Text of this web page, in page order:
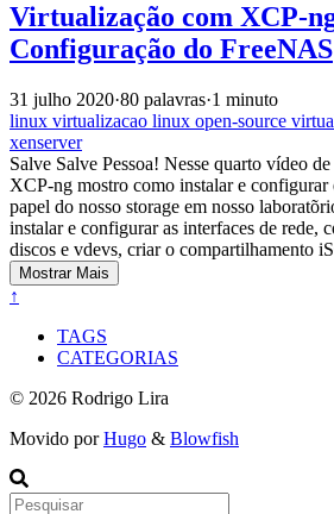
Virtualização com XCP-
Configuração do FreeNAS
31 julho 2020·80 palavras·1 minuto
linux virtualizacao linux open-source
xenserver
Salve Salve Pessoa! Nesse quarto vídeo
XCP-ng mostro como instalar e
papel do nosso storage em nosso
instalar e configurar as interfaces de rede,
discos e vdevs, criar o compartilhamento
Mostrar Mais
↑
TAGS
CATEGORIAS
© 2026 Rodrigo Lira
Movido porHugo & Blowfish